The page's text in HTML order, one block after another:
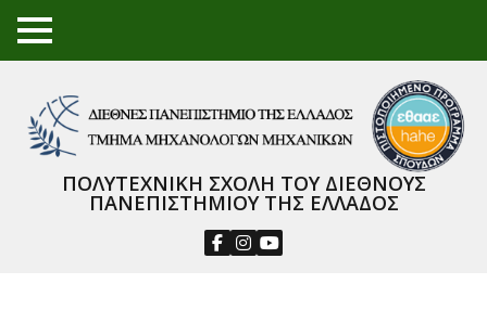
TO
GGL
NU
ΠΟΛΥΤΕΧΝΙΚΗ ΣΧΟΛΗ ΤΟΥ ΔΙΕΘΝΟΥΣ
ΠΑΝΕΠΙΣΤΗΜΙΟΥ ΤΗΣ ΕΛΛΑΔΟΣ